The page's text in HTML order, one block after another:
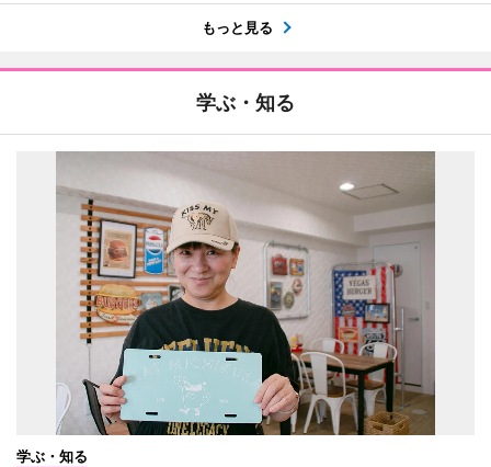
もっと見る
学ぶ・知る
学ぶ・知る